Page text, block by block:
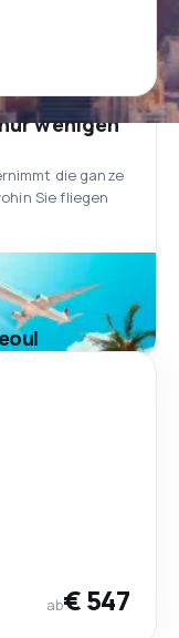
wenigen
die ganze
Sie fliegen
ab€ 547